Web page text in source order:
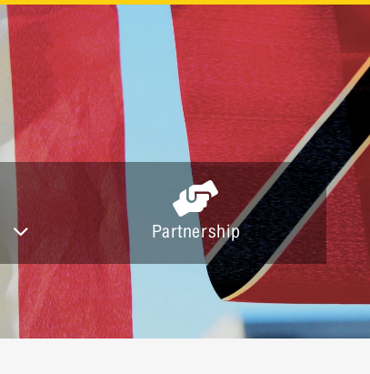
Partnership